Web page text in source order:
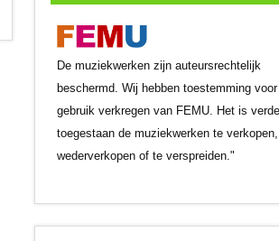
De muziekwerken zijn auteursrechtelijk
beschermd. Wij hebben toestemming voor
gebruik verkregen van FEMU. Het is
toegestaan de muziekwerken te
wederverkopen of te verspreiden."